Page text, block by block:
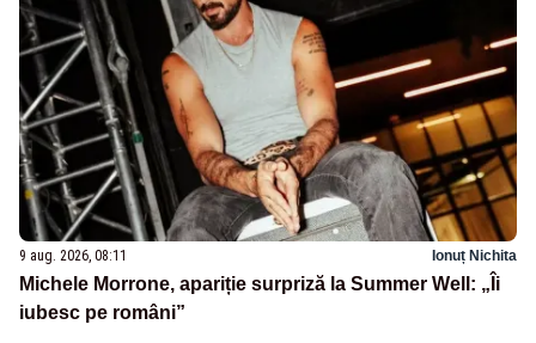
9 aug. 2026, 08:11 Ionuț Nichita
Michele Morrone, apariție surpriză la Summer Well: „Îi
iubesc pe români”